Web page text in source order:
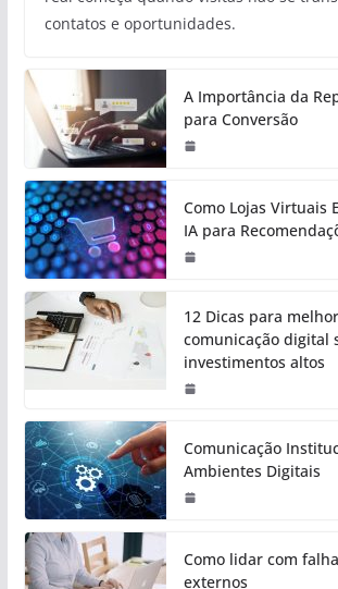
contatos e oportunidades.
A Importância da
para Conversão
Como Lojas Virtuais
IA para
12 Dicas para
comunicação digital
investimentos altos
Comunicação
Ambientes Digitais
Como lidar com
externos